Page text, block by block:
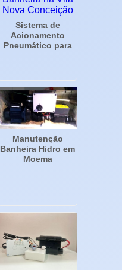
Sistema de
Acionamento
Pneumático para
Banheira na Vila
Manutenção
Banheira Hidro em
Moema